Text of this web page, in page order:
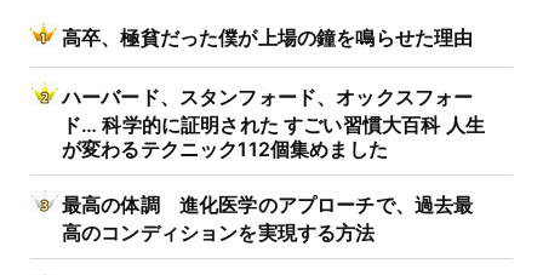
高卒、極貧だった僕が上場の鐘を鳴らせた理由
ハーバード、スタンフォード、オックスフォー
ド… 科学的に証明された すごい習慣大百科 人生
が変わるテクニック112個集めました
最高の体調 進化医学のアプローチで、過去最
高のコンディションを実現する方法